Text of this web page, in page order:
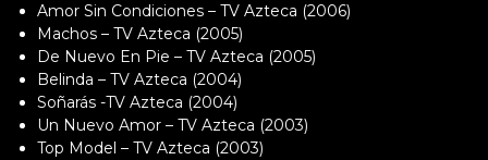
Amor Sin Condiciones – TV Azteca (2006)
Machos – TV Azteca (2005)
De Nuevo En Pie – TV Azteca (2005)
Belinda – TV Azteca (2004)
Soñarás -TV Azteca (2004)
Un Nuevo Amor – TV Azteca (2003)
Top Model – TV Azteca (2003)